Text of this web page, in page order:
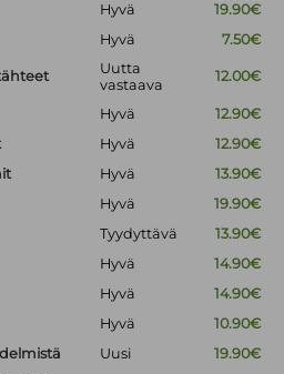
Hyvä
19.90€
Hyvä 7.50€
Uutta
vastaava
12.00€
Hyvä
12.90€
Hyvä
12.90€
Hyvä
13.90€
Hyvä
19.90€
Tyydyttävä
13.90€
Hyvä
14.90€
Hyvä
14.90€
Hyvä
10.90€
Uusi
19.90€